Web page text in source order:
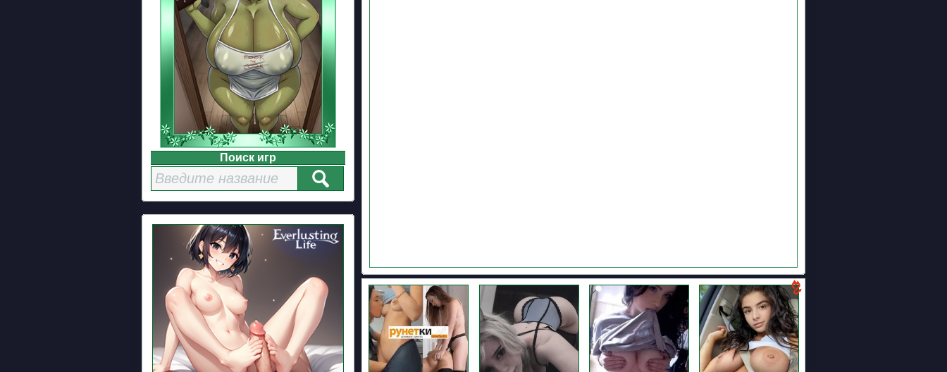
Поиск игр